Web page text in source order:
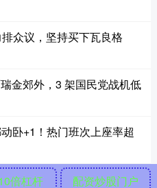
众议，坚持买下瓦良格
金郊外，3 架国民党战机低
卧+1！热门班次上座率超
倍杠杆 配资炒股门户